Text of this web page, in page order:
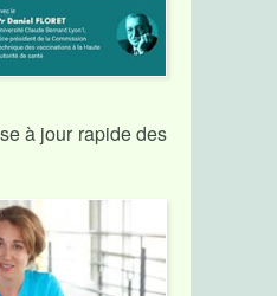
à jour rapide des